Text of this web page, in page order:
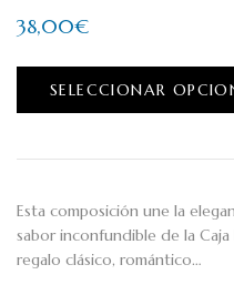
38,00€
SELECCIONAR
Esta composición une la
sabor inconfundible de la
regalo clásico, romántico…